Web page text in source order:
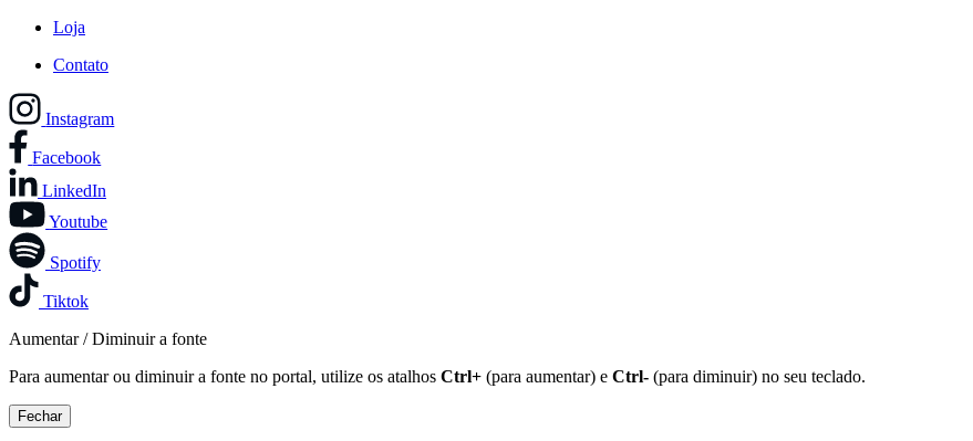
Loja
Contato
Instagram
Facebook
LinkedIn
Youtube
Spotify
Tiktok
Aumentar / Diminuir a fonte
Para aumentar ou diminuir a fonte no portal, utilize os atalhos Ctrl+ (para aumentar) e Ctrl- (para diminuir) no seu teclado.
Fechar